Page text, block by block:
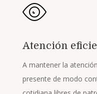
Atención
A mantener la atención
presente de modo